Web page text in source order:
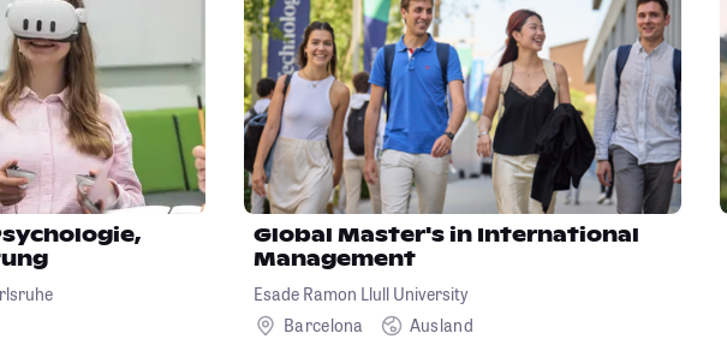
Global Master's in International
Management
Esade Ramon Llull University
Barcelona
Ausland